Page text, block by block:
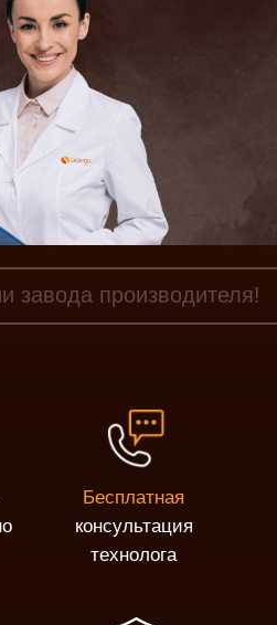
завода производителя!
Бесплатная
консультация
технолога